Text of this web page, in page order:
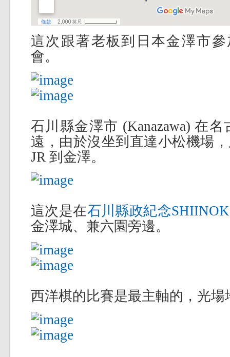
這次跟著老板到日本金澤市
會。
石川縣金澤市 (Kanazawa) 在
遠，由於沒坐到直達小松機場
JR 到金澤。
這次是在石川縣政紀念
金澤城、兼六園旁邊。
西洋棋的比賽是最主軸的，光